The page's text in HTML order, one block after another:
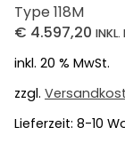
Type 118M
€ 4.597,20 INKL.
inkl. 20 % MwSt.
zzgl.
Lieferzeit: 8-10